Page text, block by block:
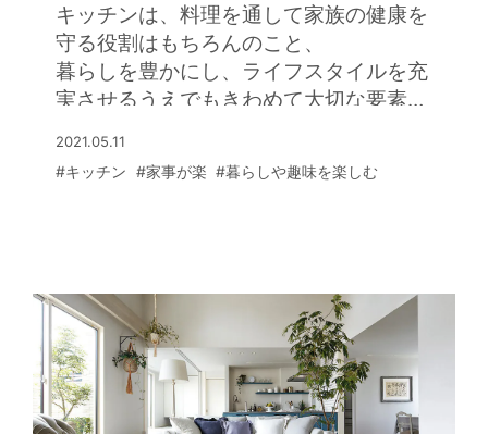
キッチンは、料理を通して家族の健康を
守る役割はもちろんのこと、
暮らしを豊かにし、ライフスタイルを充
実させるうえでもきわめて大切な要素
の時代に求められるキッチンのあり方を
2021.05.11
#キッチン #家事が楽 #暮らしや趣味を楽しむ